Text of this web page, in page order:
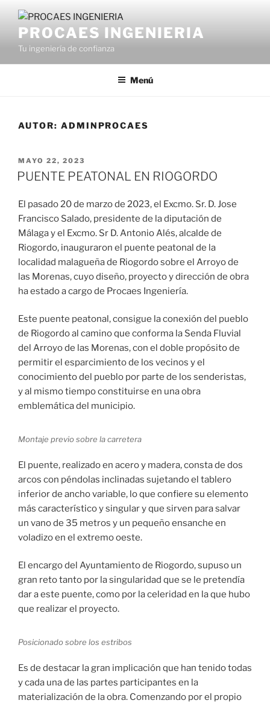
Saltar
contenido
PROCAES INGENIERIA
Tu ingeniería de confianza
Menú
AUTOR: ADMINPROCAES
PUBLICADO
EL
MAYO 22, 2023
PUENTE PEATONAL EN RIOGORDO
El pasado 20 de marzo de 2023, el Excmo. Sr. D. Jose
Francisco Salado, presidente de la diputación de
Málaga y el Excmo. Sr D. Antonio Alés, alcalde de
Riogordo, inauguraron el puente peatonal de la
localidad malagueña de Riogordo sobre el Arroyo de
las Morenas, cuyo diseño, proyecto y dirección de obra
ha estado a cargo de Procaes Ingeniería.
Este puente peatonal, consigue la conexión del pueblo
de Riogordo al camino que conforma la Senda Fluvial
del Arroyo de las Morenas, con el doble propósito de
permitir el esparcimiento de los vecinos y el
conocimiento del pueblo por parte de los senderistas,
y al mismo tiempo constituirse en una obra
emblemática del municipio.
Montaje previo sobre la carretera
El puente, realizado en acero y madera, consta de dos
arcos con péndolas inclinadas sujetando el tablero
inferior de ancho variable, lo que confiere su elemento
más característico y singular y que sirven para salvar
un vano de 35 metros y un pequeño ensanche en
voladizo en el extremo oeste.
El encargo del Ayuntamiento de Riogordo, supuso un
gran reto tanto por la singularidad que se le pretendía
dar a este puente, como por la celeridad en la que hubo
que realizar el proyecto.
Posicionado sobre los estribos
Es de destacar la gran implicación que han tenido todas
y cada una de las partes participantes en la
materialización de la obra. Comenzando por el propio